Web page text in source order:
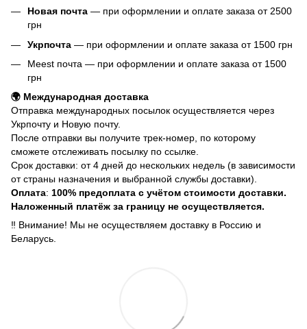
Новая почта — при оформлении и оплате заказа от 2500
грн
Укрпочта — при оформлении и оплате заказа от 1500 грн
Meest почта — при оформлении и оплате заказа от 1500
грн
🌍 Международная доставка
Отправка международных посылок осуществляется через
Укрпочту и Новую почту.
После отправки вы получите трек-номер, по которому
сможете отслеживать посылку по ссылке.
Срок доставки: от 4 дней до нескольких недель (в зависимости
от страны назначения и выбранной службы доставки).
Оплата: 100% предоплата с учётом стоимости доставки.
Наложенный платёж за границу не осуществляется.
‼️ Внимание! Мы не осуществляем доставку в Россию и
Беларусь.